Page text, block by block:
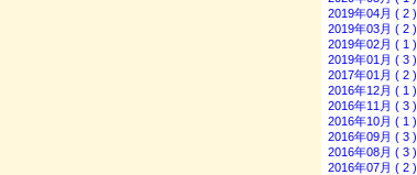
2019年04月 ( 2 )
2019年03月 ( 2 )
2019年02月 ( 1 )
2019年01月 ( 3 )
2017年01月 ( 2 )
2016年12月 ( 1 )
2016年11月 ( 3 )
2016年10月 ( 1 )
2016年09月 ( 3 )
2016年08月 ( 3 )
2016年07月 ( 2 )